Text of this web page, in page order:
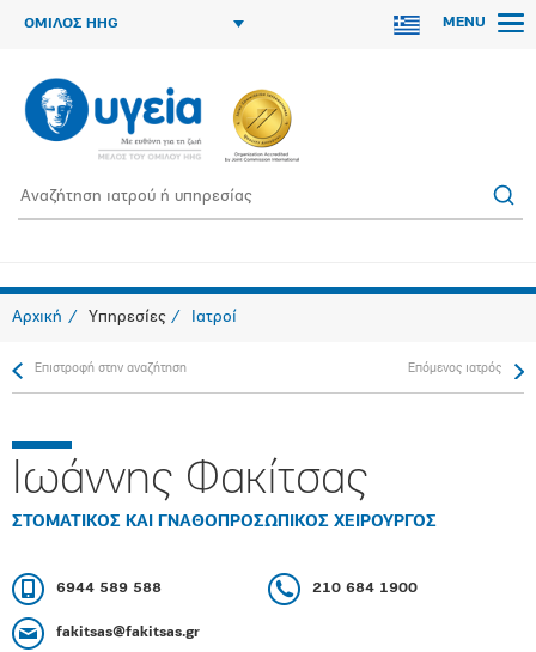
ΟΜΙΛΟΣ HHG MENU
Αρχική Υπηρεσίες Ιατροί
Επιστροφή στην αναζήτηση Επόμενος ιατρός
Ιωάννης Φακίτσας
ΣΤΟΜΑΤΙΚΟΣ ΚΑΙ ΓΝΑΘΟΠΡΟΣΩΠΙΚΟΣ ΧΕΙΡΟΥΡΓΟΣ
6944 589 588 210 684 1900
fakitsas@fakitsas.gr